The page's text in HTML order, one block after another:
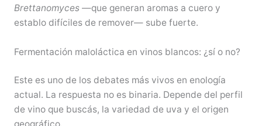
Brettanomyces—que generan aromas a cuero y
establo difíciles de remover— sube fuerte.
Fermentación maloláctica en vinos blancos: ¿sí o no?
Este es uno de los debates más vivos en enología
actual. La respuesta no es binaria. Depende del perfil
de vino que buscás, la variedad de uva y el origen